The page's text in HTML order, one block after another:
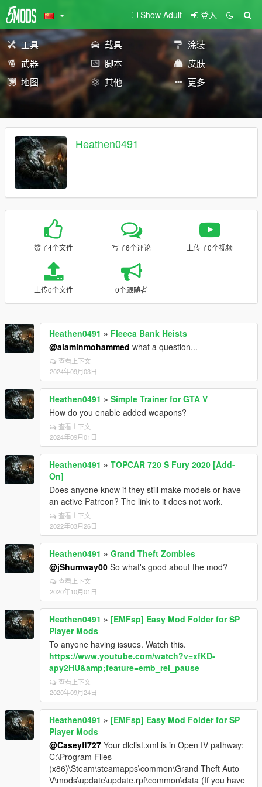
Show Adult 登入
工具 载具
涂装
武器
脚本
皮肤
地图
其他 更多
Heathen0491
赞了4个文件 写了6个评论 上传了0个视频
上传0个文件 0个跟随者
Heathen0491 » Fleeca Bank Heists
@alaminmohammed what a question...
查看上下文
2024年09月03日
Heathen0491 » Simple Trainer for GTA V
How do you enable added weapons?
查看上下文
2024年09月01日
Heathen0491 » TOPCAR 720 S Fury 2020 [Add-
On]
Does anyone know if they still make models or have
an active Patreon? The link to it does not work.
查看上下文
2022年03月26日
Heathen0491 » Grand Theft Zombies
@jShumway00 So what's good about the mod?
查看上下文
2020年10月01日
Heathen0491 » [EMFsp] Easy Mod Folder for SP
Player Mods
To anyone having issues. Watch this.
https://www.youtube.com/watch?v=xfKD-
apy2HU&amp;feature=emb_rel_pause
查看上下文
2020年09月24日
Heathen0491 » [EMFsp] Easy Mod Folder for SP
Player Mods
@Caseyfl727 Your dlclist.xml is in Open IV pathway:
C:\Program Files
(x86)\Steam\steamapps\common\Grand Theft Auto
V\mods\update\update.rpf\common\data (If you have